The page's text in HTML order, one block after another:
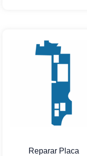
Reparar Placa